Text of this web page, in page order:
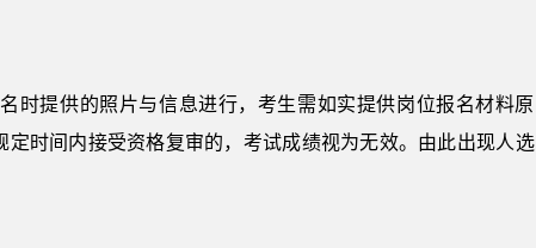
时提供的照片与信息进行，考生需如实提供岗位报名材料原
时间内接受资格复审的，考试成绩视为无效。由此出现人选